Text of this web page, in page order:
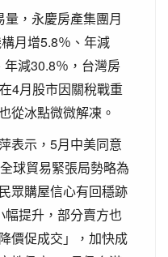
，永慶房產集團月
月增5.8％、年減
減30.8％，台灣房
4月股市因關稅戰重
從冰點微微解凍。
表示，5月中美同意
球貿易緊張局勢略為
眾購屋信心有回穩跡
幅提升，部分賣方也
價促成交」，加快成